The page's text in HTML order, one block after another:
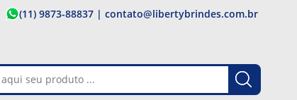
(11) 9873-88837 | contato@libertybrindes.com.br